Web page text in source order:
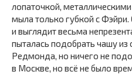
лопаточкой,
мыла только губкой с
и выглядит весьма
пыталась подобрать чашу
Редмонда, но ничего не
в Москве, но всё не было